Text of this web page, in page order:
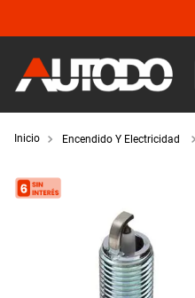
Encendido Y Electricidad